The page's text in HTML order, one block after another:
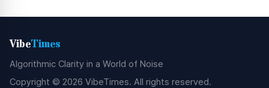
VibeTimes
Algorithmic Clarity in a World of Noise
Copyright © 2026 VibeTimes. All rights reserved.